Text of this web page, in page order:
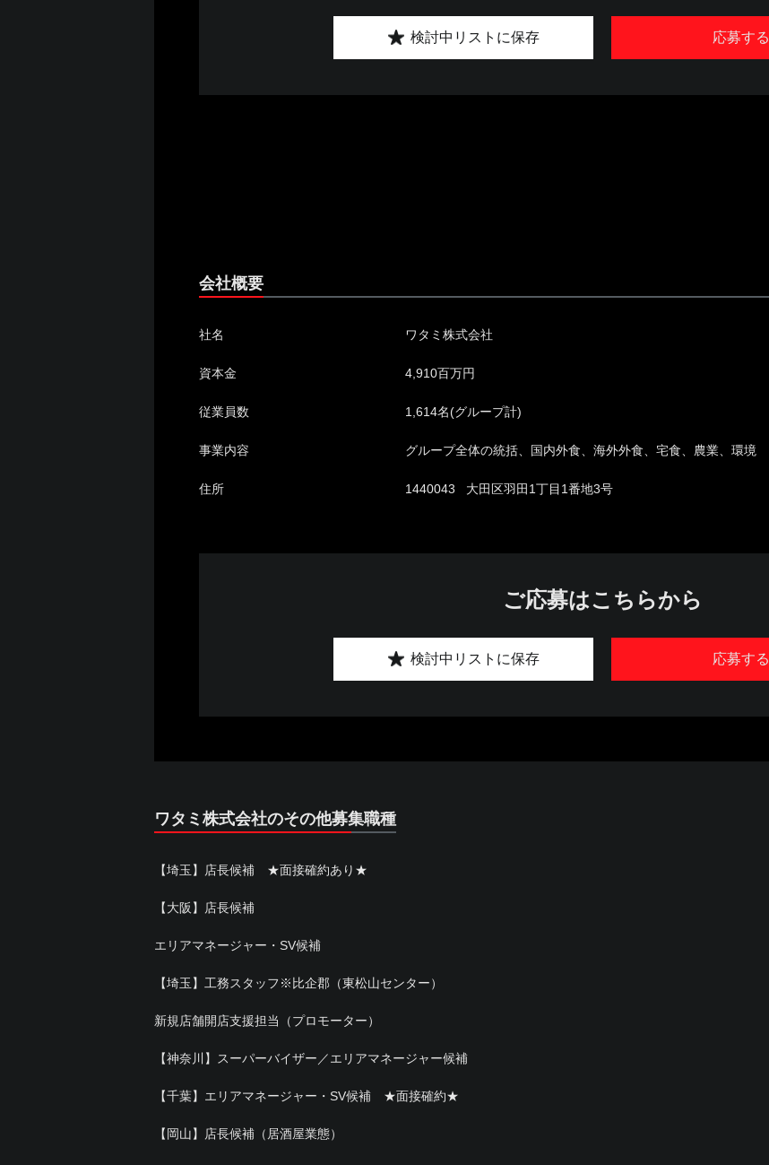
応募する
検討中リストに保存
会社概要
社名 ワタミ株式会社
資本金 4,910百万円
従業員数 1,614名(グループ計)
事業内容 グループ全体の統括、国内外食、海外外食、宅食、農業、環境
住所 1440043 大田区羽田1丁目1番地3号
ご応募はこちらから
応募する
検討中リストに保存
ワタミ株式会社のその他募集職種
【埼玉】店長候補 ★面接確約あり★
【大阪】店長候補
エリアマネージャー・SV候補
【埼玉】工務スタッフ※比企郡（東松山センター）
新規店舗開店支援担当（プロモーター）
【神奈川】スーパーバイザー／エリアマネージャー候補
【千葉】エリアマネージャー・SV候補 ★面接確約★
【岡山】店長候補（居酒屋業態）